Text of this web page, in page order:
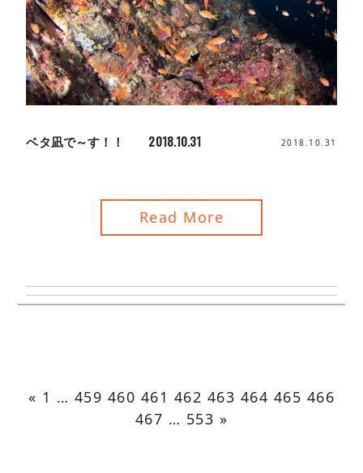
ベタ凪で～す！！ 2018.10.31 2018.10.31
Read More
« 1 … 459 460 461 462 463 464 465 466
467 … 553 »